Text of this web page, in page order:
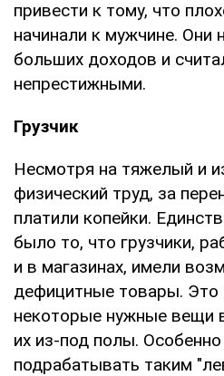
привести к тому, что
начинали к мужчине. Они
больших доходов и
непрестижными.
Грузчик
Несмотря на тяжелый и
физический труд, за
платили копейки.
было то, что грузчики,
и в магазинах, имели
дефицитные товары. Это
некоторые нужные вещи
их из-под полы.
подрабатывать таким